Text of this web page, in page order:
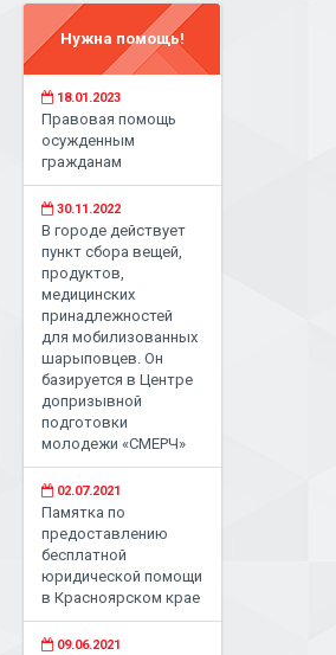
Нужна помощь!
18.01.2023
Правовая помощь
осужденным
гражданам
30.11.2022
В городе действует
пункт сбора вещей,
продуктов,
медицинских
принадлежностей
для мобилизованных
шарыповцев. Он
базируется в Центре
допризывной
подготовки
молодежи «СМЕРЧ»
02.07.2021
Памятка по
предоставлению
бесплатной
юридической помощи
в Красноярском крае
09.06.2021